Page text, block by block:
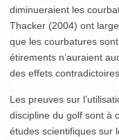
diminueraient les
Thacker (2004) ont
que les courbatures
étirements n’auraient
des effets contradictoires.
Les preuves sur
discipline du golf sont à
études scientifiques sur